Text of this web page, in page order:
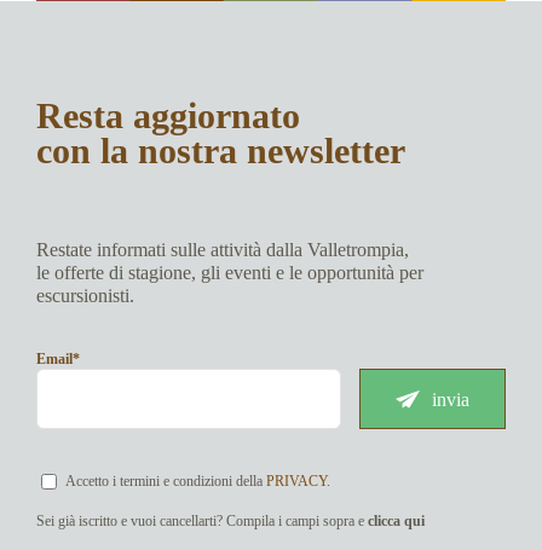
Resta aggiornato
con la nostra newsletter
Restate informati sulle attività dalla Valletrompia,
le offerte di stagione, gli eventi e le opportunità per
escursionisti.
Email*
invia
Accetto i termini e condizioni della PRIVACY.
Sei già iscritto e vuoi cancellarti? Compila i campi sopra e clicca qui